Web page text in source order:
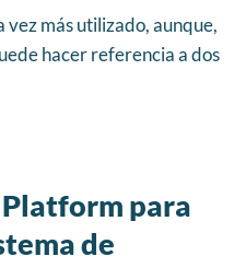
más utilizado, aunque,
hacer referencia a dos
para
de